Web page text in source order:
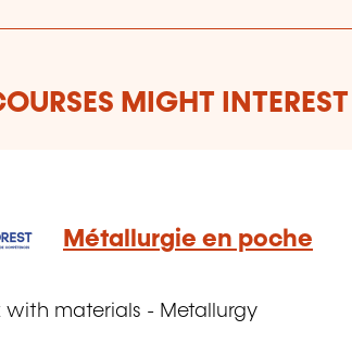
MIGHT
Métallurgie en poche
with materials - Metallurgy